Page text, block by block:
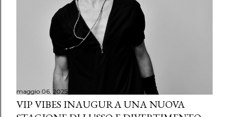
maggio 06, 2025
VIP VIBES INAUGURA UNA NUOVA